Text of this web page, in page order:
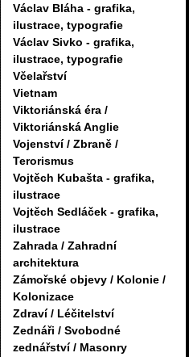
Václav Bláha - grafika,
ilustrace, typografie
Václav Sivko - grafika,
ilustrace, typografie
Včelařství
Vietnam
Viktoriánská éra /
Viktoriánská Anglie
Vojenství / Zbraně /
Terorismus
Vojtěch Kubašta - grafika,
ilustrace
Vojtěch Sedláček - grafika,
ilustrace
Zahrada / Zahradní
architektura
Zámořské objevy / Kolonie /
Kolonizace
Zdraví / Léčitelství
Zednáři / Svobodné
zednářství / Masonry